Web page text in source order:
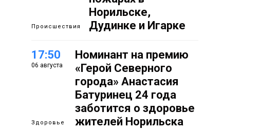
Происшествия
Норильске,
Дудинке и Игарке
17:50
06 августа
Здоровье
Номинант на премию
«Герой Северного
города» Анастасия
Батуринец 24 года
заботится о здоровье
жителей Норильска